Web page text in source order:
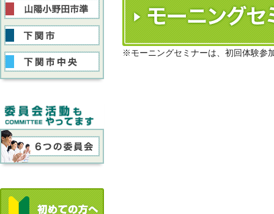
※モーニングセミナーは、初回体験参